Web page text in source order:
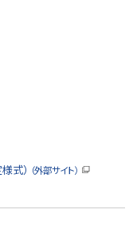
式） （外部サイト）
ウ